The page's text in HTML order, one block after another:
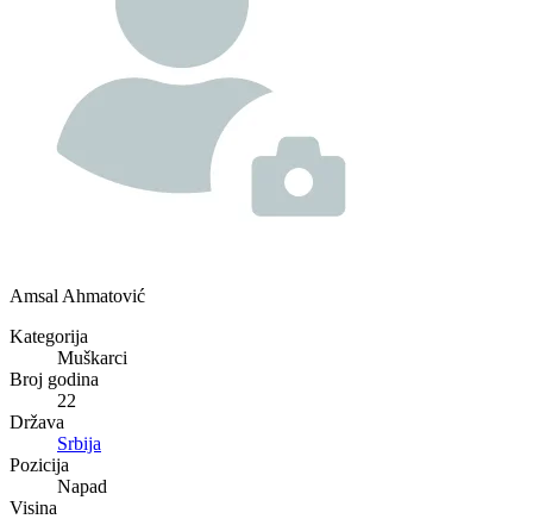
Amsal Ahmatović
Kategorija
Muškarci
Broj godina
22
Država
Srbija
Pozicija
Napad
Visina